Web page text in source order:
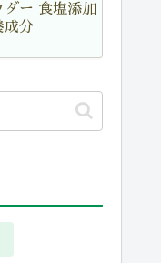
ダー 食塩添加
成分